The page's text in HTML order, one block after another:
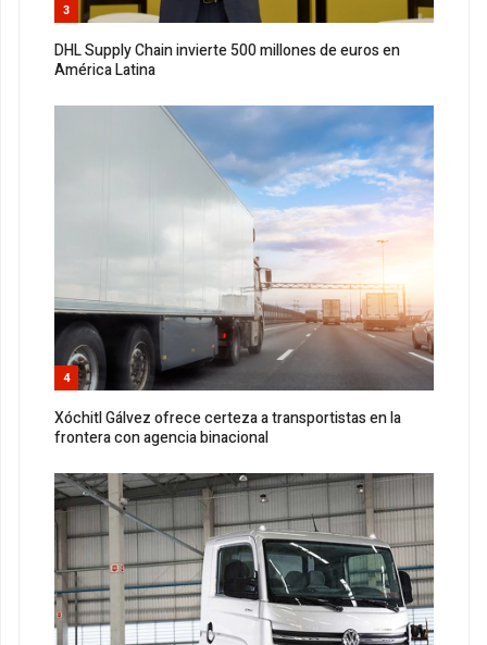
3
DHL Supply Chain invierte 500 millones de euros en
América Latina
4
Xóchitl Gálvez ofrece certeza a transportistas en la
frontera con agencia binacional